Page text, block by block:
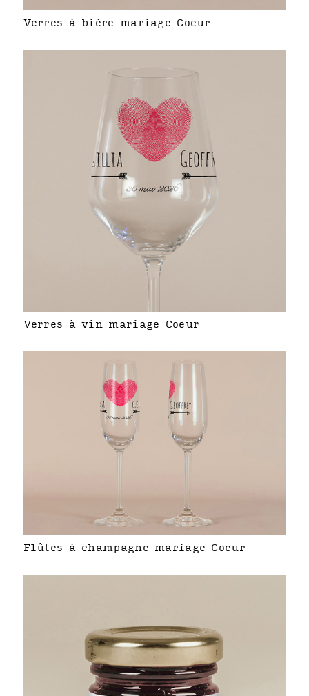
Verres à bière mariage Coeur
Verres à vin mariage Coeur
Flûtes à champagne mariage Coeur